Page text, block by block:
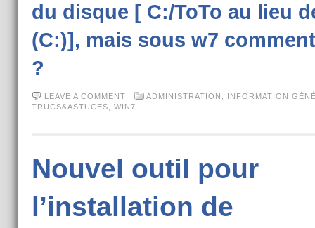
du disque [ C:/ToTo au lieu
(C:)], mais sous w7
?
LEAVE A COMMENT ADMINISTRATION
INFORMATION
TRUCS&ASTUCES
WIN7
Nouvel outil pour
l’installation de